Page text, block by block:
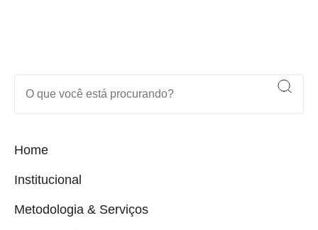
Home
Institucional
Metodologia & Serviços